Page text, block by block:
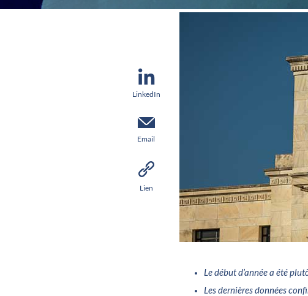
LinkedIn
Email
Lien
Le début d’année a été
Les dernières données